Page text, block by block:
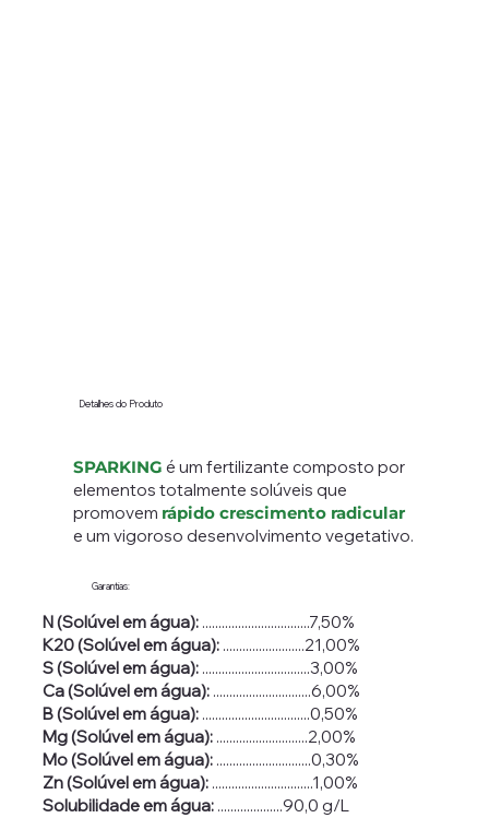
Detalhes do Produto
SPARKING é um fertilizante composto por
elementos totalmente solúveis que
promovem rápido crescimento radicular
e um vigoroso desenvolvimento vegetativo.
Garantias:
N (Solúvel em água):.................................7,50%
K20 (Solúvel em água):.........................21,00%
S (Solúvel em água):.................................3,00%
Ca (Solúvel em água):..............................6,00%
B (Solúvel em água):.................................0,50%
Mg (Solúvel em água):............................2,00%
Mo(Solúvel em água):.............................0,30%
Zn(Solúvel em água):...............................1,00%
Solubilidade em água: ....................90,0 g/L